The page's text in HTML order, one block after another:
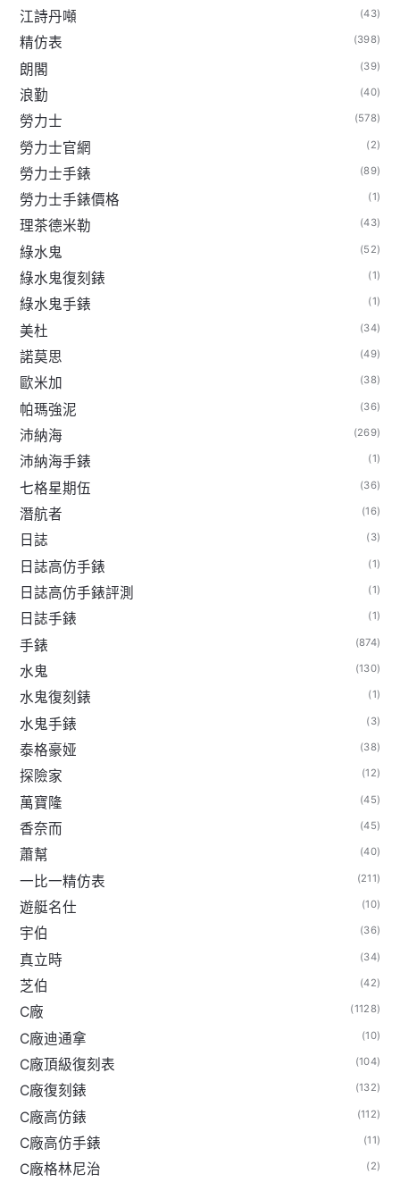
江詩丹噸 (43)
精仿表 (398)
朗閣 (39)
浪勤 (40)
勞力士 (578)
勞力士官網 (2)
勞力士手錶 (89)
勞力士手錶價格 (1)
理茶德米勒 (43)
綠水鬼 (52)
綠水鬼復刻錶 (1)
綠水鬼手錶 (1)
美杜 (34)
諾莫思 (49)
歐米加 (38)
帕瑪強泥 (36)
沛納海 (269)
沛納海手錶 (1)
七格星期伍 (36)
潛航者 (16)
日誌 (3)
日誌高仿手錶 (1)
日誌高仿手錶評測 (1)
日誌手錶 (1)
手錶 (874)
水鬼 (130)
水鬼復刻錶 (1)
水鬼手錶 (3)
泰格豪娅 (38)
探險家 (12)
萬寶隆 (45)
香奈而 (45)
蕭幫 (40)
一比一精仿表 (211)
遊艇名仕 (10)
宇伯 (36)
真立時 (34)
芝伯 (42)
C廠 (1128)
C廠迪通拿 (10)
C廠頂級復刻表 (104)
C廠復刻錶 (132)
C廠高仿錶 (112)
C廠高仿手錶 (11)
C廠格林尼治 (2)